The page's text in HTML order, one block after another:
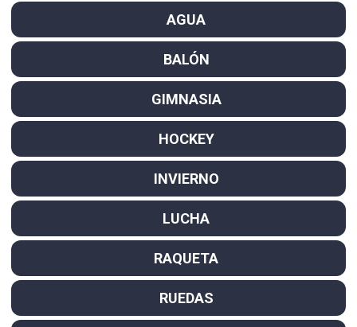
AGUA
BALÓN
GIMNASIA
HOCKEY
INVIERNO
LUCHA
RAQUETA
RUEDAS